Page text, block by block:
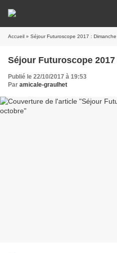
Accueil » Séjour Futuroscope 2017 :
Séjour Futuroscope
Publié le 22/10/2017 à 19:53
Par amicale-graulhet